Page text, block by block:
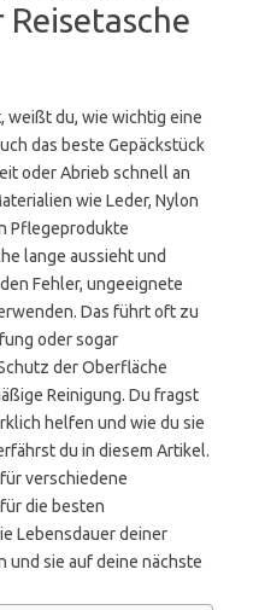
weißt du, wie wichtig eine
das beste Gepäckstück
oder Abrieb schnell an
wie Leder, Nylon
Pflegeprodukte
lange aussieht und
Fehler, ungeeignete
Das führt oft zu
oder sogar
der Oberfläche
Reinigung. Du fragst
helfen und wie du sie
du in diesem Artikel.
verschiedene
die besten
Lebensdauer deiner
und sie auf deine nächste